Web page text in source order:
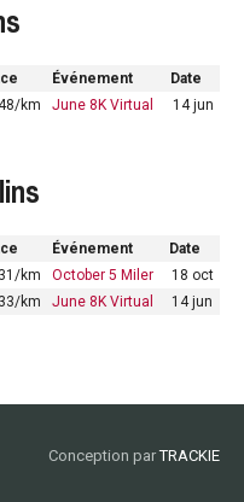
Événement
Date
km June 8K Virtual 14 jun
Événement
Date
km October 5 Miler
18 oct
km June 8K Virtual 14 jun
Conception parTRACKIE